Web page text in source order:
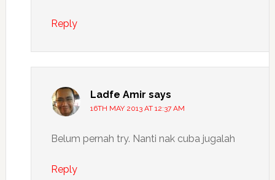
Reply
Ladfe Amir says
16TH MAY 2013 AT 12:37 AM
Belum pernah try. Nanti nak cuba jugalah
Reply